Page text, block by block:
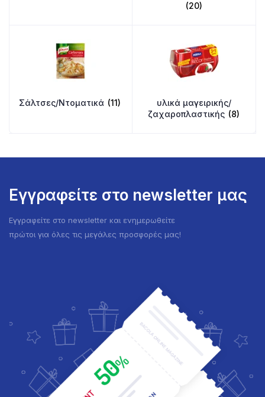
(20)
Σάλτσες/Ντοματικά (11)
υλικά μαγειρικής/
ζαχαροπλαστικής (8)
Εγγραφείτε στο newsletter μας
Εγγραφείτε στο newsletter και ενημερωθείτε
πρώτοι για όλες τις μεγάλες προσφορές μας!